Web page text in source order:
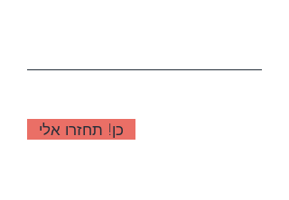
כן! תחזרו אלי